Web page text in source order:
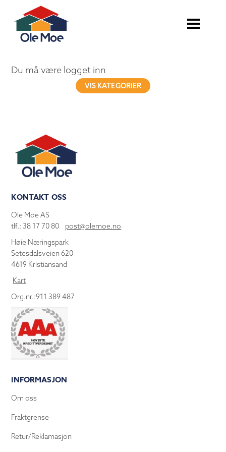
Du må være logget inn
VIS KATEGORIER
KONTAKT OSS
Ole Moe AS
tlf.: 38 17 70 80 post@olemoe.no
Høie Næringspark
Setesdalsveien 620
4619 Kristiansand
Kart
Org.nr.:911 389 487
INFORMASJON
Om oss
Fraktgrense
Retur/Reklamasjon